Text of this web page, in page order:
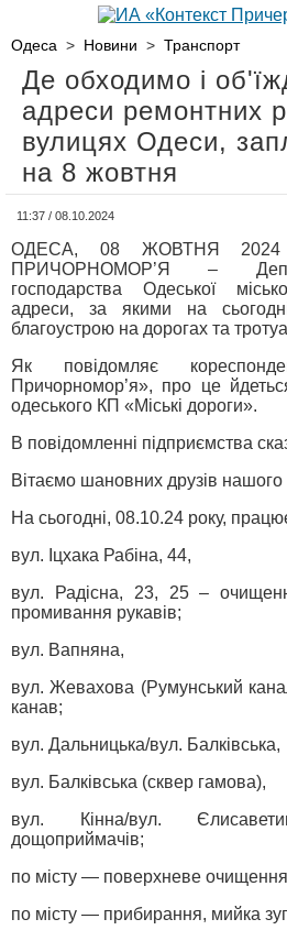
Одеса > Новини > Транспорт
Де обходимо і
адреси ремонтних
вулицях Одеси,
на 8 жовтня
11:37 / 08.10.2024
ОДЕСА, 08 ЖОВТНЯ 2024
ПРИЧОРНОМОР’Я –
господарства Одеської
адреси, за якими на
благоустрою на дорогах та
Як повідомляє
Причорномор’я», про це
одеського КП «Міські дороги».
В повідомленні підприємства
Вітаємо шановних друзів нашого
На сьогодні, 08.10.24 року,
вул. Іцхака Рабіна, 44,
вул. Радісна, 23, 25 –
промивання рукавів;
вул. Вапняна,
вул. Жевахова (Румунський
канав;
вул. Дальницька/вул. Балківська,
вул. Балківська (сквер гамова),
вул. Кінна/вул.
дощоприймачів;
по місту — поверхневе
по місту — прибирання, мийка